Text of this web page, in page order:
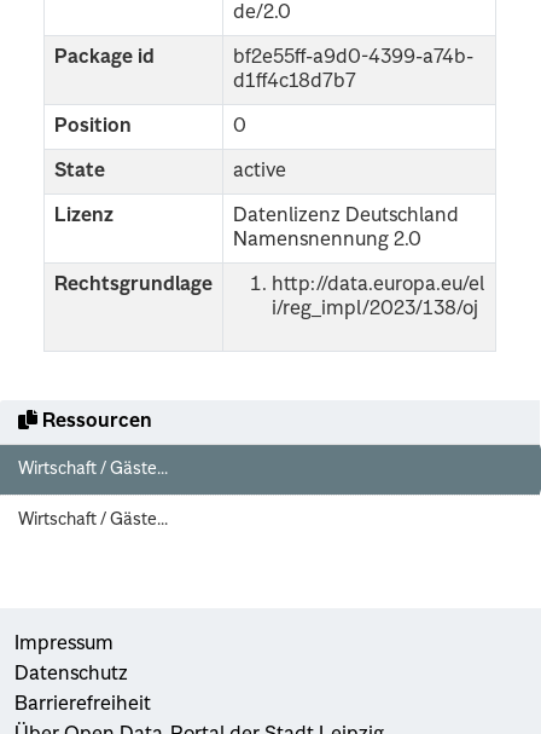
Ressourcen
Wirtschaft / Gäste...
Wirtschaft / Gäste...
de/2.0
Package id
bf2e55ff-a9d0-4399-a74b-
d1ff4c18d7b7
Position 0
State active
Lizenz
Datenlizenz Deutschland
Namensnennung 2.0
Rechtsgrundlage
http://data.europa.eu/el
i/reg_impl/2023/138/oj
Impressum
Datenschutz
Barrierefreiheit